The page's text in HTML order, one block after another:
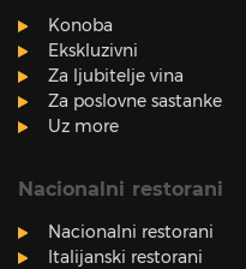
Konoba
Ekskluzivni
Za ljubitelje vina
Za poslovne sastanke
Uz more
Nacionalni restorani
Nacionalni restorani
Italijanski restorani